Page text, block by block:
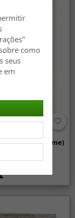
- Coastal (creme)
como
seus
em